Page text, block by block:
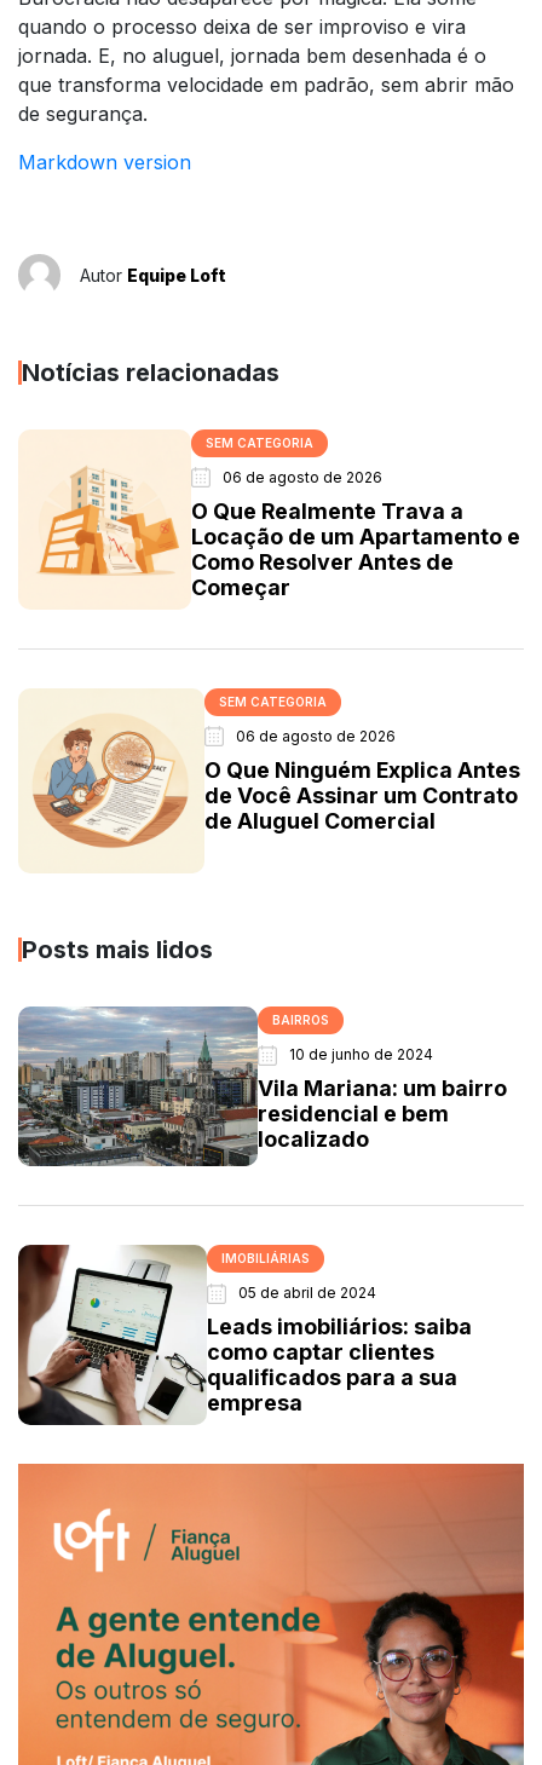
quando o processo deixa de ser improviso e vira
jornada. E, no aluguel, jornada bem desenhada é o
que transforma velocidade em padrão, sem abrir mão
de segurança.
Markdown version
Autor Equipe Loft
Notícias relacionadas
SEM CATEGORIA
06 de agosto de 2026
O Que Realmente Trava a
Locação de um Apartamento e
Como Resolver Antes de
Começar
SEM CATEGORIA
06 de agosto de 2026
O Que Ninguém Explica Antes
de Você Assinar um Contrato
de Aluguel Comercial
Posts mais lidos
BAIRROS
10 de junho de 2024
Vila Mariana: um bairro
residencial e bem
localizado
IMOBILIÁRIAS
05 de abril de 2024
Leads imobiliários: saiba
como captar clientes
qualificados para a sua
empresa